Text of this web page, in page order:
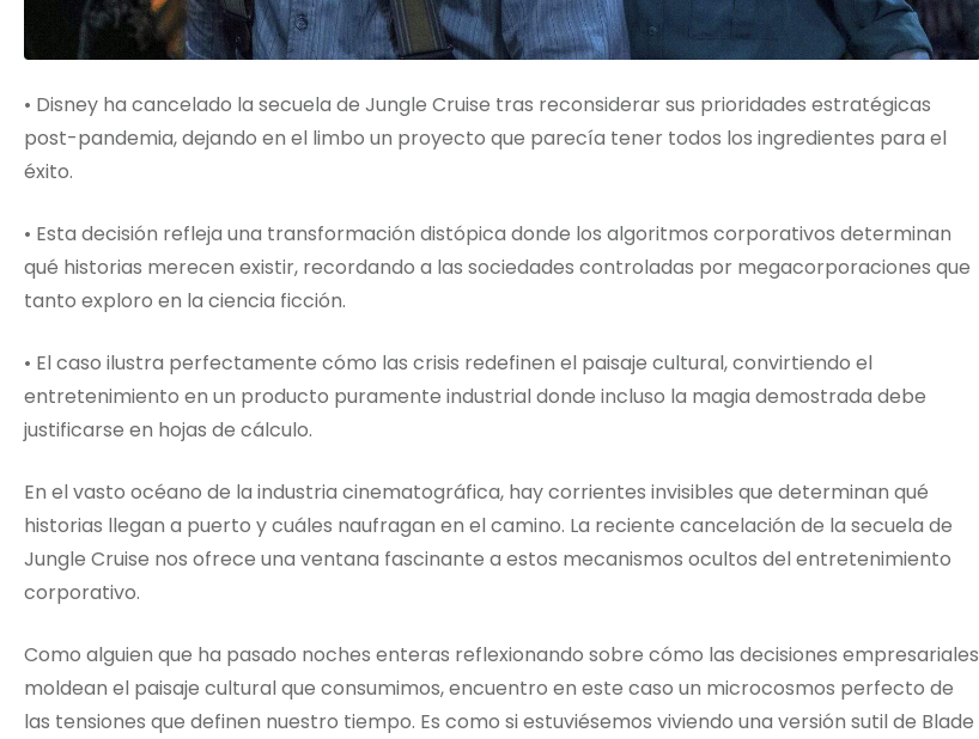
• Disney ha cancelado la secuela de Jungle Cruise tras reconsiderar sus prioridades estratégicas
post-pandemia, dejando en el limbo un proyecto que parecía tener todos los ingredientes para el
éxito.
• Esta decisión refleja una transformación distópica donde los algoritmos corporativos determinan
qué historias merecen existir, recordando a las sociedades controladas por megacorporaciones que
tanto exploro en la ciencia ficción.
• El caso ilustra perfectamente cómo las crisis redefinen el paisaje cultural, convirtiendo el
entretenimiento en un producto puramente industrial donde incluso la magia demostrada debe
justificarse en hojas de cálculo.
En el vasto océano de la industria cinematográfica, hay corrientes invisibles que determinan qué
historias llegan a puerto y cuáles naufragan en el camino. La reciente cancelación de la secuela de
Jungle Cruise nos ofrece una ventana fascinante a estos mecanismos ocultos del entretenimiento
corporativo.
Como alguien que ha pasado noches enteras reflexionando sobre cómo las decisiones empresariales
moldean el paisaje cultural que consumimos, encuentro en este caso un microcosmos perfecto de
las tensiones que definen nuestro tiempo. Es como si estuviésemos viviendo una versión sutil de Blade